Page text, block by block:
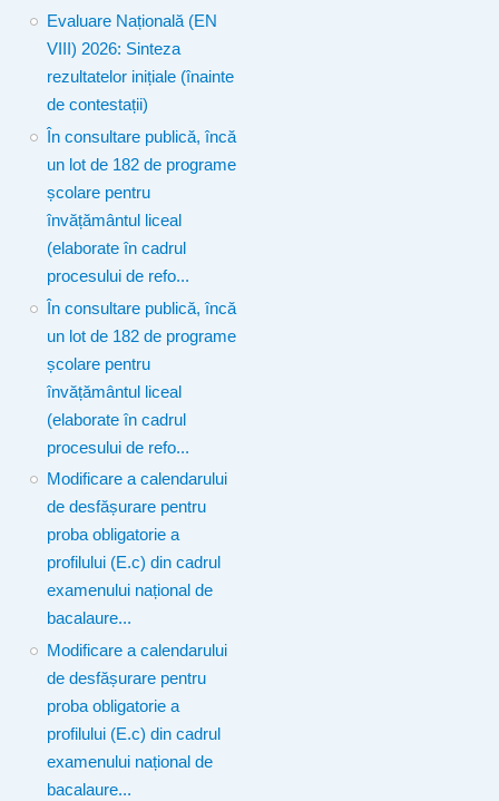
Evaluare Națională (EN
VIII) 2026: Sinteza
rezultatelor inițiale (înainte
de contestații)
În consultare publică, încă
un lot de 182 de programe
școlare pentru
învățământul liceal
(elaborate în cadrul
procesului de refo...
În consultare publică, încă
un lot de 182 de programe
școlare pentru
învățământul liceal
(elaborate în cadrul
procesului de refo...
Modificare a calendarului
de desfășurare pentru
proba obligatorie a
profilului (E.c) din cadrul
examenului național de
bacalaure...
Modificare a calendarului
de desfășurare pentru
proba obligatorie a
profilului (E.c) din cadrul
examenului național de
bacalaure...